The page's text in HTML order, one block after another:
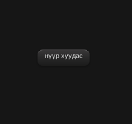
нүүр хуудас